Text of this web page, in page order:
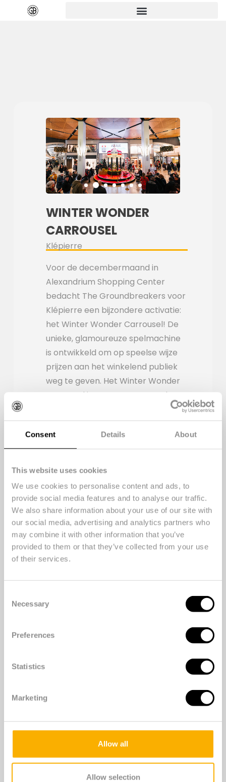
Consent Details About
This website uses cookies
We use cookies to personalise content and ads, to
provide social media features and to analyse our traffic.
We also share information about your use of our site with
our social media, advertising and analytics partners who
may combine it with other information that you’ve
provided to them or that they’ve collected from your use
of their services.
Selection
Necessary
Preferences
Statistics
Marketing
Allow all
Allow selection
WINTER WONDER
CARROUSEL
Voor de decembermaand in
Alexandrium Shopping Center
bedacht The Groundbreakers voor
Klépierre een bijzondere activatie:
het Winter Wonder Carrousel! De
unieke, glamoureuze spelmachine
is ontwikkeld om op speelse wijze
prijzen aan het winkelend publiek
weg te geven. Het Winter Wonder
Carrousel is transparant aan de
buitenzijde en bevat een interactief
mechanisme. Met een druk op de
knop dansen de rode en witte
balletjes in de lucht! Na nog een
keer drukken schept de machine
een van de gekleurde balletjes.
Deze bal kan een cadeau voor de
spelende bezoeker bevatten,
bijvoorbeeld een reis naar
Disneyland Parijs tijdens Kerstmis of
een van de andere duizenden
prijzen. De installatie van ruim 3,5
meter hoog is naast een interactief
prachtige eyecatcher in het
Samen impact maken?
Klépierre